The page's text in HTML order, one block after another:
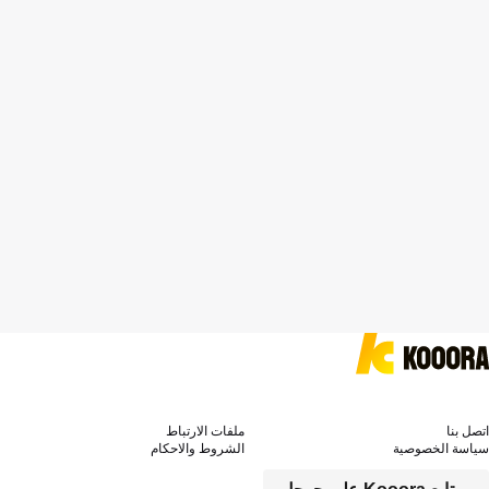
اتصل بنا
ملفات الارتباط
سياسة الخصوصية
الشروط والاحكام